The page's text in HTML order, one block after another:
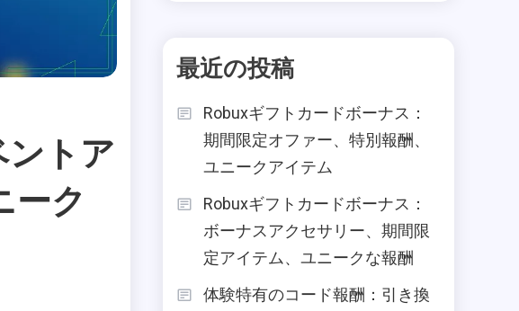
トア
ーク
最近の投稿
Robuxギフトカードボーナス：
期間限定オファー、特別報酬、
ユニークアイテム
Robuxギフトカードボーナス：
ボーナスアクセサリー、期間限
定アイテム、ユニークな報酬
体験特有のコード報酬：引き換